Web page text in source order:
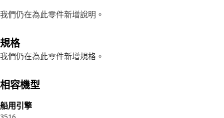
我們仍在為此零件新增說明。
規格
我們仍在為此零件新增規格。
相容機型
船用引擎